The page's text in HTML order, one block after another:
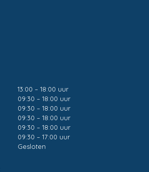
13:00 – 18:00 uur
09:30 – 18:00 uur
09:30 – 18:00 uur
09:30 – 18:00 uur
09:30 – 18:00 uur
09:30 – 17:00 uur
Gesloten